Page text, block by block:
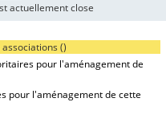
actuellement close
()
pour l'aménagement de
pour l'aménagement de cette